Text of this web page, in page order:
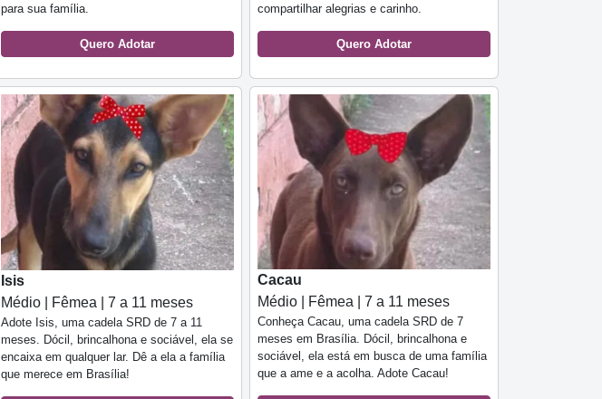
para sua família.
Quero Adotar
compartilhar alegrias e carinho.
Quero Adotar
Isis
Médio | Fêmea | 7 a 11 meses
Adote Isis, uma cadela SRD de 7 a 11
meses. Dócil, brincalhona e sociável, ela se
encaixa em qualquer lar. Dê a ela a família
que merece em Brasília!
Cacau
Médio | Fêmea | 7 a 11 meses
Conheça Cacau, uma cadela SRD de 7
meses em Brasília. Dócil, brincalhona e
sociável, ela está em busca de uma família
que a ame e a acolha. Adote Cacau!